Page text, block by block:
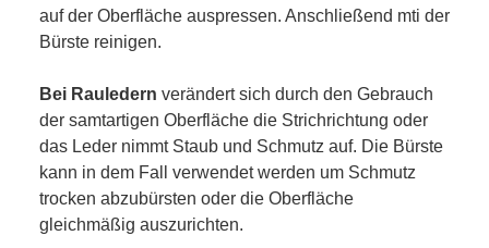
auf der Oberfläche auspressen. Anschließend mti der
Bürste reinigen.
Bei Rauledern verändert sich durch den Gebrauch
der samtartigen Oberfläche die Strichrichtung oder
das Leder nimmt Staub und Schmutz auf. Die Bürste
kann in dem Fall verwendet werden um Schmutz
trocken abzubürsten oder die Oberfläche
gleichmäßig auszurichten.